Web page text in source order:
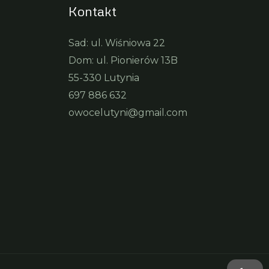
Kontakt
Sad: ul. Wiśniowa 22
Dom: ul. Pionierów 13B
55-330 Lutynia
697 886 632
owocelutyni@gmail.com